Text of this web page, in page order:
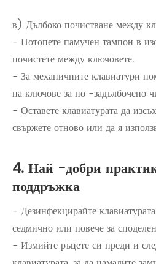
в) Дълбоко почистване между
- Потопете памучен тампон в
почистете между ключовете.
- За механичните клавиатури
на ключове за по -задълбочено
- Оставете клавиатурата да
свържете отново или да я
4. Най -добри
поддръжка
- Дезинфекцирайте
седмично или повече за
- Измийте ръцете си преди и